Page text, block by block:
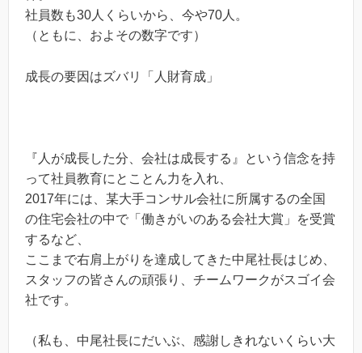
社員数も30人くらいから、今や70人。
（ともに、およその数字です）
成長の要因はズバリ「人財育成」
『人が成長した分、会社は成長する』という信念を持
って社員教育にとことん力を入れ、
2017年には、某大手コンサル会社に所属するの全国
の住宅会社の中で「働きがいのある会社大賞」を受賞
するなど、
ここまで右肩上がりを達成してきた中尾社長はじめ、
スタッフの皆さんの頑張り、チームワークがスゴイ会
社です。
（私も、中尾社長にだいぶ、感謝しきれないくらい大